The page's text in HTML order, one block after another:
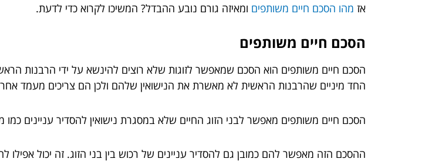
אז מהו הסכם חיים משותפים ומאיזה גורם נובע ההבדל? המשיכו לקרוא כדי לדעת.
הסכם חיים משותפים
הסכם חיים משותפים הוא הסכם שמאפשר לזוגות שלא רוצים להינשא על ידי הרבנות
החד מיניים שהרבנות הראשית לא מאשרת את הנישואין שלהם ולכן הם צריכים מעמד
הסכם חיים משותפים מאפשר לבני הזוג החיים שלא במסגרת נישואין להסדיר עניינים
ההסכם הזה מאפשר להם כמובן גם להסדיר עניינים של רכוש בין בני הזוג. זה יכול אפילו